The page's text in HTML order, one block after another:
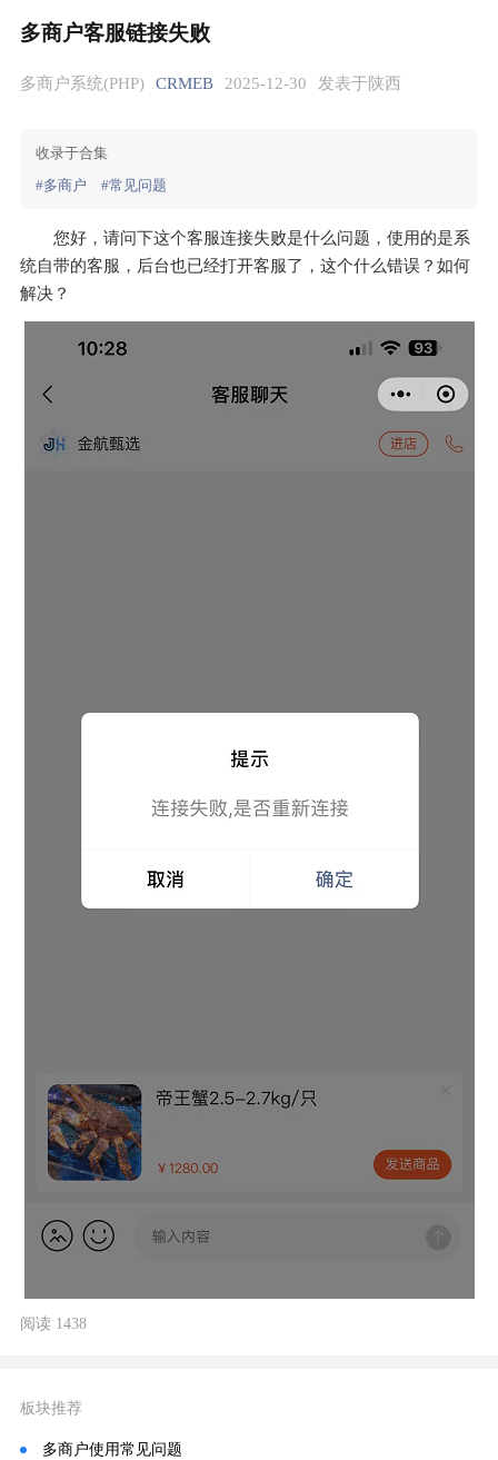
多商户客服链接失败
多商户系统(PHP) CRMEB 2025-12-30 发表于陕西
收录于合集
#多商户
#常见问题
您好，请问下这个客服连接失败是什么问题，使用的是系
统自带的客服，后台也已经打开客服了，这个什么错误？如何
解决？
阅读 1438
板块推荐
多商户使用常见问题